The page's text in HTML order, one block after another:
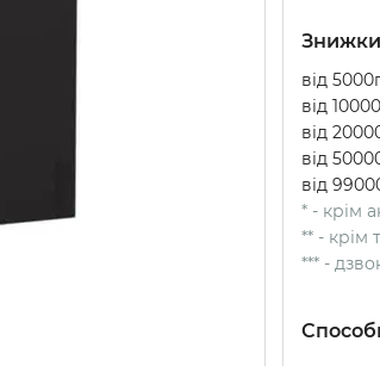
Знижки
від
від
від
від
від
* - крім
** - крім
*** -